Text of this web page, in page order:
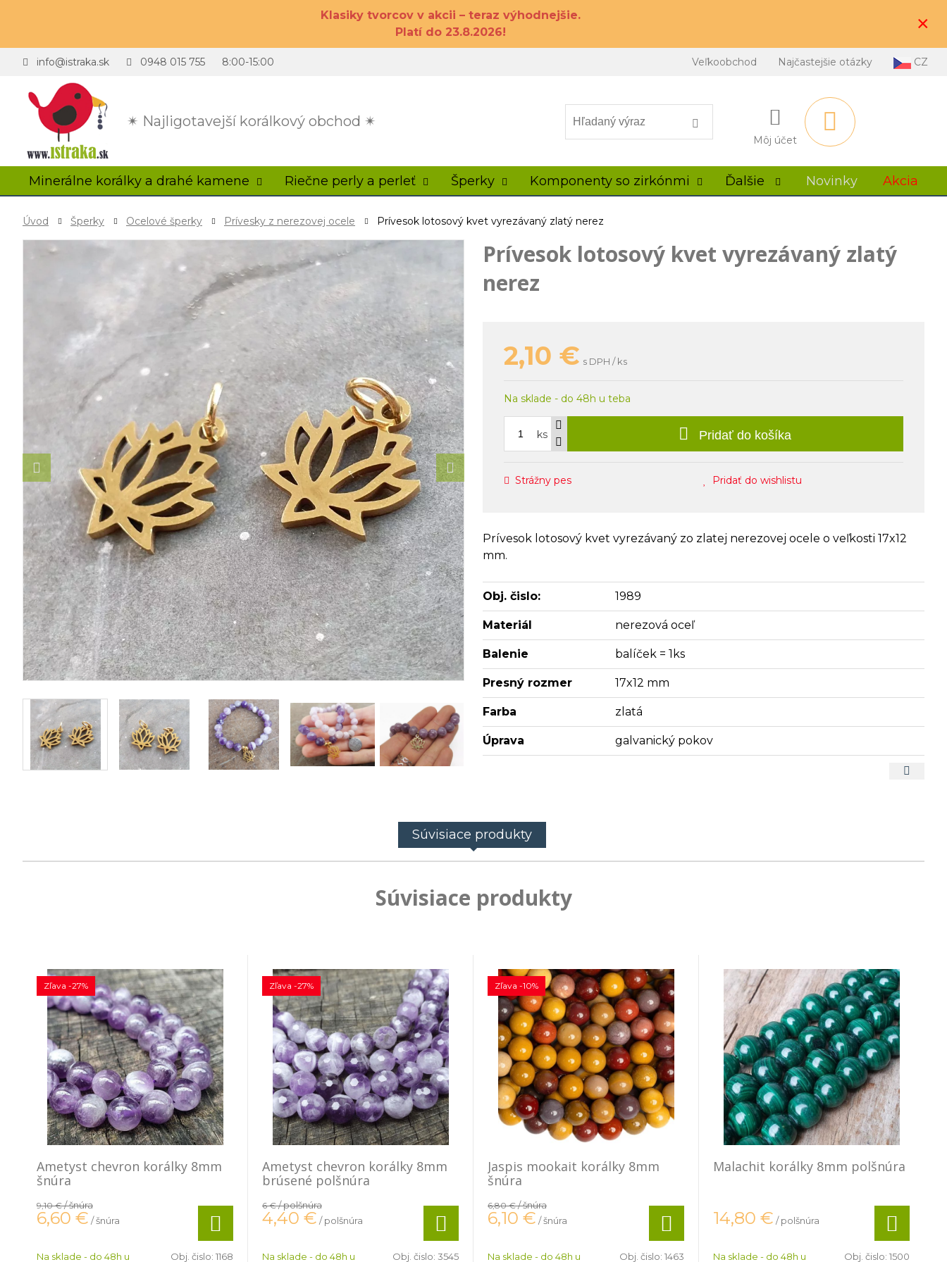
Klasiky tvorcov v akcii – teraz výhodnejšie.
Platí do 23.8.2026!
×
✴ Najligotavejší korálkový obchod ✴
info@istraka.sk 0948 015 755 8:00-15:00 Veľkoobchod Najčastejšie otázky CZ
Môj účet
Minerálne korálky a drahé kamene Riečne perly a perleť Šperky Komponenty so zirkónmi Ďalšie Novinky Akcia
Úvod Šperky Ocelové šperky Prívesky z nerezovej ocele Prívesok lotosový kvet vyrezávaný zlatý nerez
Prívesok lotosový kvet vyrezávaný zlatý
nerez
2,10 € s DPH / ks
Na sklade - do 48h u teba
ks Pridať do košíka
Strážny pes Pridať do wishlistu
Prívesok lotosový kvet vyrezávaný zo zlatej nerezovej ocele o veľkosti 17x12
mm.
Obj. čislo: 1989
Materiál nerezová oceľ
Balenie balíček = 1ks
Presný rozmer 17x12 mm
Farba zlatá
Úprava galvanický pokov
Súvisiace produkty
Súvisiace produkty
Ametyst chevron korálky 8mm
šnúra
Zľava -27%
9,10 €/ šnúra
6,60 € / šnúra
Na sklade - do 48h u Obj. čislo: 1168
Ametyst chevron korálky 8mm
brúsené polšnúra
Zľava -27%
6 €/ polšnúra
4,40 € / polšnúra
Na sklade - do 48h u Obj. čislo: 3545
Jaspis mookait korálky 8mm
šnúra
Zľava -10%
6,80 €/ šnúra
6,10 € / šnúra
Na sklade - do 48h u Obj. čislo: 1463
Malachit korálky 8mm polšnúra
14,80 € / polšnúra
Na sklade - do 48h u Obj. čislo: 1500